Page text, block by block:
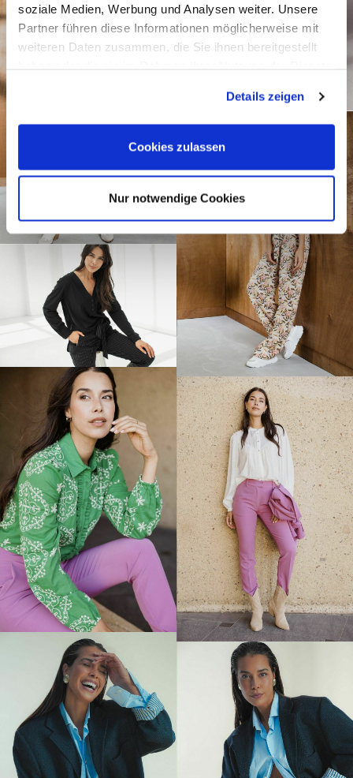
soziale Medien, Werbung und Analysen weiter. Unsere
Partner führen diese Informationen möglicherweise mit
weiteren Daten zusammen, die Sie ihnen bereitgestellt
Details zeigen
Cookies zulassen
Nur notwendige Cookies